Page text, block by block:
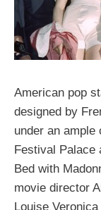
American pop
designed by
under an ample
Festival Palace
Bed with
movie director
Louise